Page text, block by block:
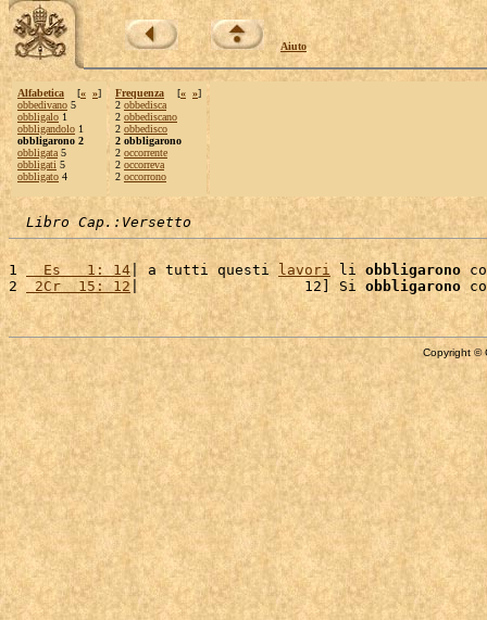
Aiuto
Alfabetica [« »]
obbedivano 5
obbligalo 1
obbligandolo 1
obbligarono 2
obbligata 5
obbligati 5
obbligato 4
Frequenza [« »]
2 obbedisca
2 obbediscano
2 obbedisco
2 obbligarono
2 occorrente
2 occorreva
2 occorrono
Libro Cap.:Versetto
1
  Es   1: 14
| a tutti questi lavori li obbligarono
2
2Cr  15: 12 |                   12] Si obbligarono
Copyright ©